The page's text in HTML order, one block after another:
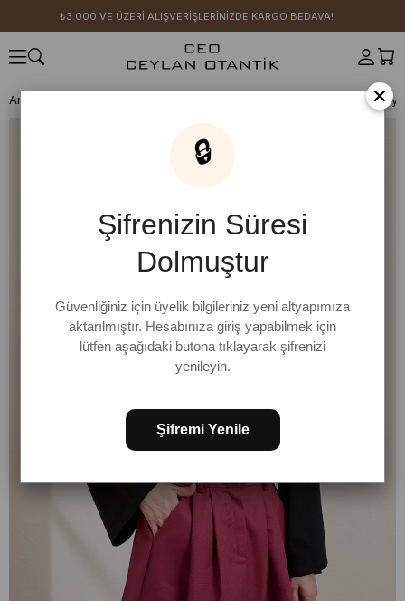
₺3.000 VE ÜZERİ ALIŞVERİŞLERİNİZDE KARGO BEDAVA!
Anasayfa Siyah Süprem Basic Body
×
🔒
Şifrenizin Süresi
Dolmuştur
Güvenliğiniz için üyelik bilgileriniz yeni altyapımıza
aktarılmıştır. Hesabınıza giriş yapabilmek için
lütfen aşağıdaki butona tıklayarak şifrenizi
yenileyin.
Şifremi Yenile